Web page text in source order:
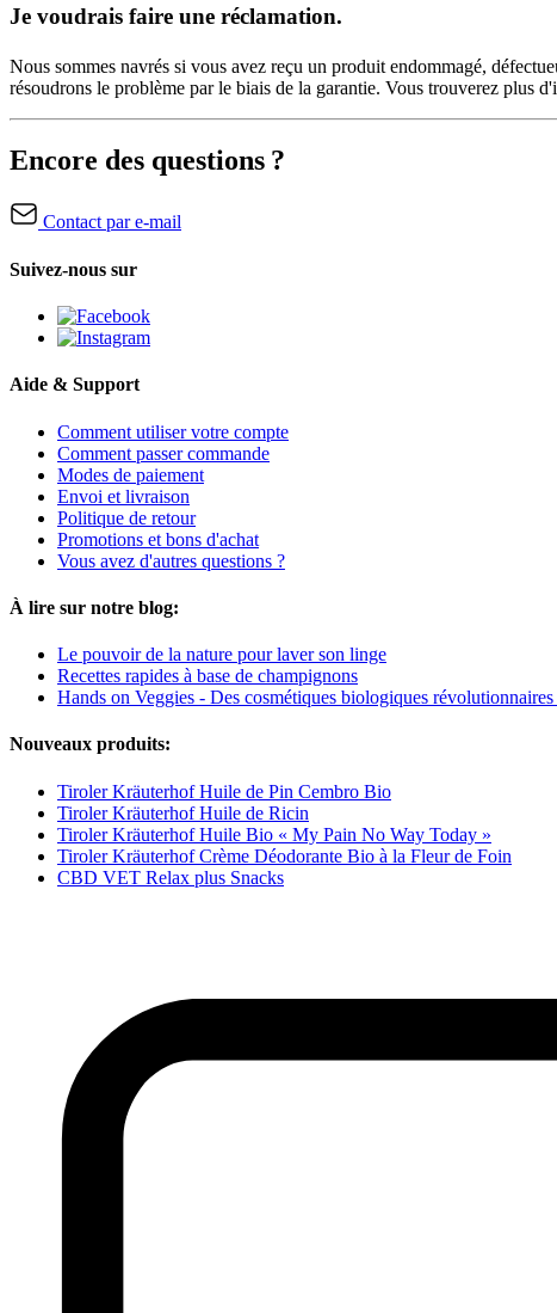
Je voudrais faire une réclamation.
Nous sommes navrés si vous avez reçu un produit endommagé,
résoudrons le problème par le biais de la garantie. Vous trouverez plus
Encore des questions ?
Contact par e-mail
Suivez-nous sur
Aide & Support
Comment utiliser votre compte
Comment passer commande
Modes de paiement
Envoi et livraison
Politique de retour
Promotions et bons d'achat
Vous avez d'autres questions ?
À lire sur notre blog:
Le pouvoir de la nature pour laver son linge
Recettes rapides à base de champignons
Hands on Veggies - Des cosmétiques biologiques
Nouveaux produits:
Tiroler Kräuterhof Huile de Pin Cembro Bio
Tiroler Kräuterhof Huile de Ricin
Tiroler Kräuterhof Huile Bio « My Pain No Way Today »
Tiroler Kräuterhof Crème Déodorante Bio à la Fleur de Foin
CBD VET Relax plus Snacks